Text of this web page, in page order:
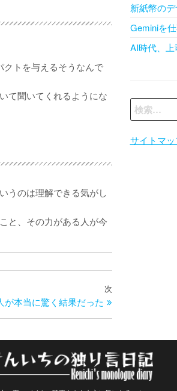
トを与えるそうなんで
て聞いてくれるようにな
うのは理解できる気がし
と、その力がある人が今
次
の
投
次
本当に驚く結果だった
新紙幣の
Geminiを
AI時代、上
検
索:
サイトマ